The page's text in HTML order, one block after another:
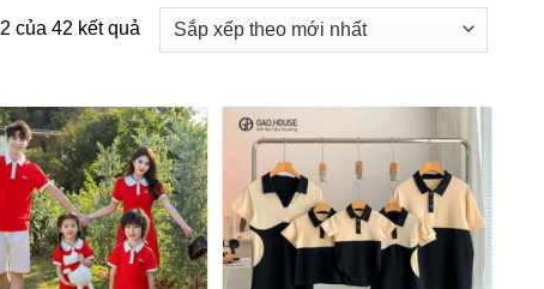
của 42 kết quả